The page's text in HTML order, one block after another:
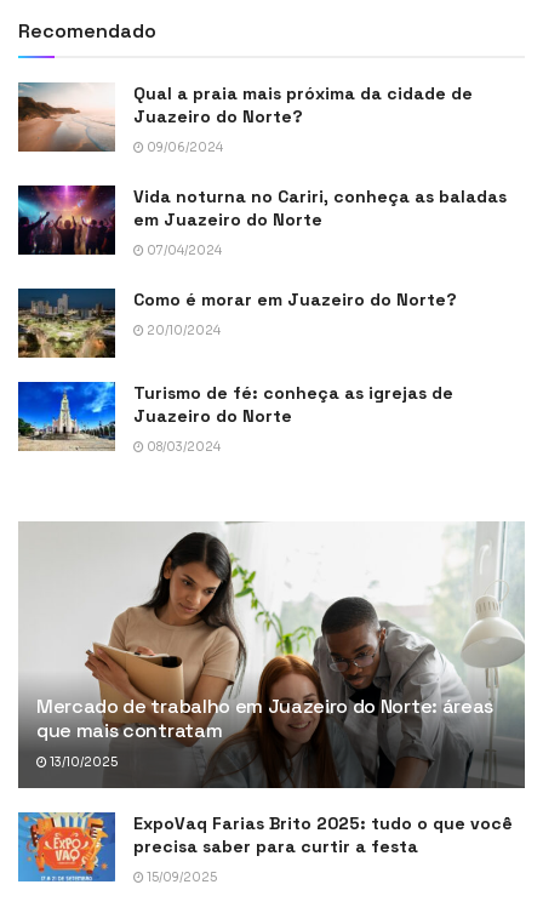
Recomendado
Qual a praia mais próxima da cidade de
Juazeiro do Norte?
09/06/2024
Vida noturna no Cariri, conheça as baladas
em Juazeiro do Norte
07/04/2024
Como é morar em Juazeiro do Norte?
20/10/2024
Turismo de fé: conheça as igrejas de
Juazeiro do Norte
08/03/2024
Mercado de trabalho em Juazeiro do Norte: áreas
que mais contratam
13/10/2025
ExpoVaq Farias Brito 2025: tudo o que você
precisa saber para curtir a festa
15/09/2025